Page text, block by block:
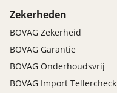
Zekerheden
BOVAG Zekerheid
BOVAG Garantie
BOVAG Onderhoudsvrij
BOVAG Import Tellercheck